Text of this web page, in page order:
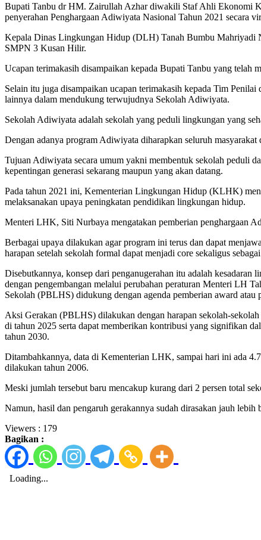
Bupati Tanbu dr HM. Zairullah Azhar diwakili Staf Ahli Ekonomi
penyerahan Penghargaan Adiwiyata Nasional Tahun 2021
Kepala Dinas Lingkungan Hidup (DLH) Tanah Bumbu Mahriyadi
SMPN 3 Kusan Hilir.
Ucapan terimakasih disampaikan kepada Bupati Tanbu yang
Selain itu juga disampaikan ucapan terimakasih kepada Tim
lainnya dalam mendukung terwujudnya Sekolah Adiwiyata.
Sekolah Adiwiyata adalah sekolah yang peduli lingkungan yang
Dengan adanya program Adiwiyata diharapkan seluruh
Tujuan Adiwiyata secara umum yakni membentuk sekolah peduli
kepentingan generasi sekarang maupun yang akan datang.
Pada tahun 2021 ini, Kementerian Lingkungan Hidup (KLHK)
melaksanakan upaya peningkatan pendidikan lingkungan hidup.
Menteri LHK, Siti Nurbaya mengatakan pemberian penghargaan
Berbagai upaya dilakukan agar program ini terus dan dapat
harapan setelah sekolah formal dapat menjadi core sekaligus
Disebutkannya, konsep dari penganugerahan itu adalah
dengan pengembangan melalui perubahan peraturan Menteri LH
Sekolah (PBLHS) didukung dengan agenda pemberian award atau
Aksi Gerakan (PBLHS) dilakukan dengan harapan sekolah-
di tahun 2025 serta dapat memberikan kontribusi yang signifikan
tahun 2030.
Ditambahkannya, data di Kementerian LHK, sampai hari ini ada
dilakukan tahun 2006.
Meski jumlah tersebut baru mencakup kurang dari 2 persen total
Namun, hasil dan pengaruh gerakannya sudah dirasakan jauh
Viewers : 179
Bagikan :